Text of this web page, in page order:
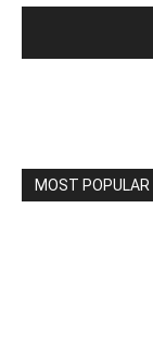
MOST POPULAR